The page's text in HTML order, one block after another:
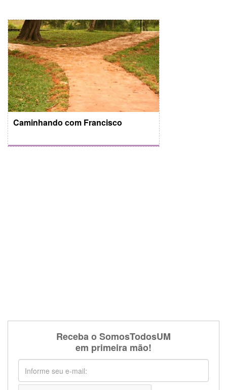
Caminhando com Francisco
Receba o SomosTodosUM
em primeira mão!